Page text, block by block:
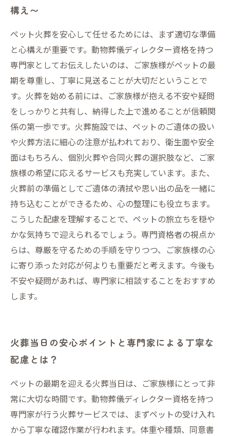
構え〜
ペット火葬を安心して任せるためには、まず適切な準備
と心構えが重要です。動物葬儀ディレクター資格を持つ
専門家としてお伝えしたいのは、ご家族様がペットの最
期を尊重し、丁寧に見送ることが大切だということで
す。火葬を始める前には、ご家族様が抱える不安や疑問
をしっかりと共有し、納得した上で進めることが信頼関
係の第一歩です。火葬施設では、ペットのご遺体の扱い
や火葬方法に細心の注意が払われており、衛生面や安全
面はもちろん、個別火葬や合同火葬の選択肢など、ご家
族様の希望に応えるサービスも充実しています。また、
火葬前の準備としてご遺体の清拭や思い出の品を一緒に
持ち込むことができるため、心の整理にも役立ちます。
こうした配慮を理解することで、ペットの旅立ちを穏や
かな気持ちで迎えられるでしょう。専門資格者の視点か
らは、尊厳を守るための手順を守りつつ、ご家族様の心
に寄り添った対応が何よりも重要だと考えます。今後も
不安や疑問があれば、専門家に相談することをおすすめ
します。
火葬当日の安心ポイントと専門家による丁寧な
配慮とは？
ペットの最期を迎える火葬当日は、ご家族様にとって非
常に大切な時間です。動物葬儀ディレクター資格を持つ
専門家が行う火葬サービスでは、まずペットの受け入れ
から丁寧な確認作業が行われます。体重や種類、同意書